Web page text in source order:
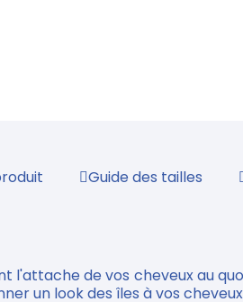
Guide des tailles
l'attache de vos cheveux au
un look des îles à vos